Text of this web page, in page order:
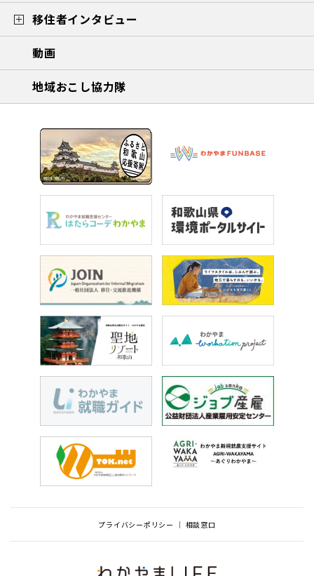
移住者インタビュー
動画
地域おこし協力隊
プライバシーポリシー 相談窓口